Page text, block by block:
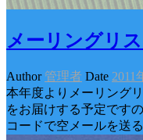
メーリングリ
Author 管理者 Date 2011
本年度よりメーリング
をお届けする予定です
コードで空メールを送